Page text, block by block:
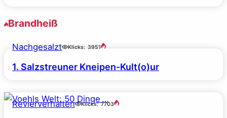
Brandheiß
Nachgesalzt Klicks: 3951
1. Salzstreuner Kneipen-Kult(o)ur
Revierverhalten Klicks: 7703